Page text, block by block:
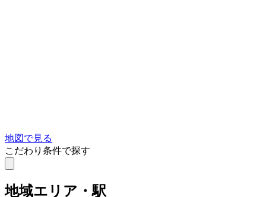
地図で見る
こだわり条件で探す
地域エリア・駅